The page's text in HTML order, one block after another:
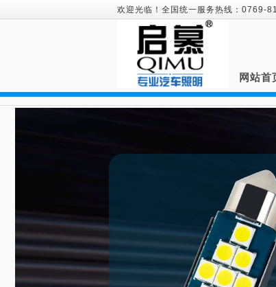
欢迎光临！全国统一服务热线：0769-
网站首